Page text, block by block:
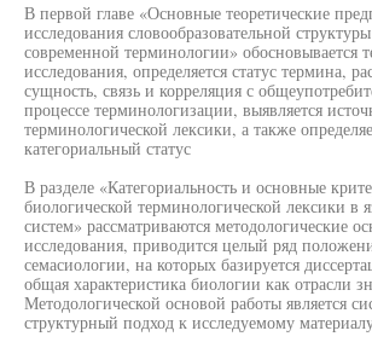
В первой главе «Основные теоретические
исследования словообразовательной
современной терминологии» обосновывается
исследования, определяется статус термина,
сущность, связь и корреляция с
процессе терминологизации, выявляется
терминологической лексики, а также
категориальный статус
В разделе «Категориальность и основные
биологической терминологической лексики в
систем» рассматриваются методологические
исследования, приводится целый ряд
семасиологии, на которых базируется
общая характеристика биологии как отрасли
Методологической основой работы является
структурный подход к исследуемому